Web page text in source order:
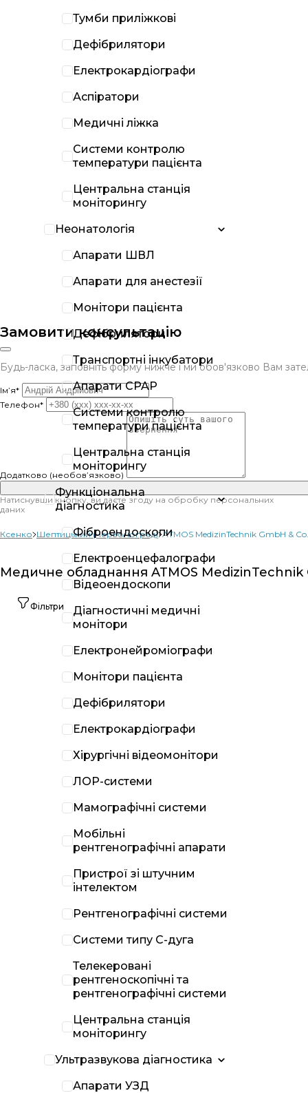
Замовити консультацію
Будь-ласка, заповніть форму нижче і ми обов'язково Вам
Ім’я*
Телефон*
Додатково (необов’язково)
Натиснувши кнопку, ви даєте згоду на обробку персональних
даних
Ксенко Шептицький (Червоноград) ATMOS MedizinTechnik GmbH &
Медичне обладнання ATMOS MedizinTechnik
Фільтри
Тумби приліжкові
Дефібрилятори
Електрокардіографи
Аспіратори
Медичні ліжка
Системи контролю
температури пацієнта
Центральна станція
моніторингу
Неонатологія
Апарати ШВЛ
Апарати для анестезії
Монітори пацієнта
Дефібрилятори
Транспортні інкубатори
Апарати CPAP
Системи контролю
температури пацієнта
Центральна станція
моніторингу
Функціональна
діагностика
Фіброендоскопи
Електроенцефалографи
Відеоендоскопи
Діагностичні медичні
монітори
Електронейроміографи
Монітори пацієнта
Дефібрилятори
Електрокардіографи
Хірургічні відеомонітори
ЛОР-системи
Мамографічні системи
Мобільні
рентгенографічні апарати
Пристрої зі штучним
інтелектом
Рентгенографічні системи
Системи типу С-дуга
Телекеровані
рентгеноскопічні та
рентгенографічні системи
Центральна станція
моніторингу
Ультразвукова діагностика
Апарати УЗД